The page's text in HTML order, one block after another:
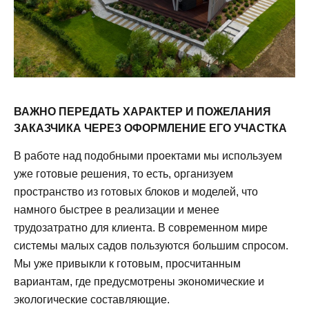
ВАЖНО ПЕРЕДАТЬ ХАРАКТЕР И ПОЖЕЛАНИЯ
ЗАКАЗЧИКА ЧЕРЕЗ ОФОРМЛЕНИЕ ЕГО УЧАСТКА
В работе над подобными проектами мы используем
уже готовые решения, то есть, организуем
пространство из готовых блоков и моделей, что
намного быстрее в реализации и менее
трудозатратно для клиента. В современном мире
системы малых садов пользуются большим спросом.
Мы уже привыкли к готовым, просчитанным
вариантам, где предусмотрены экономические и
экологические составляющие.